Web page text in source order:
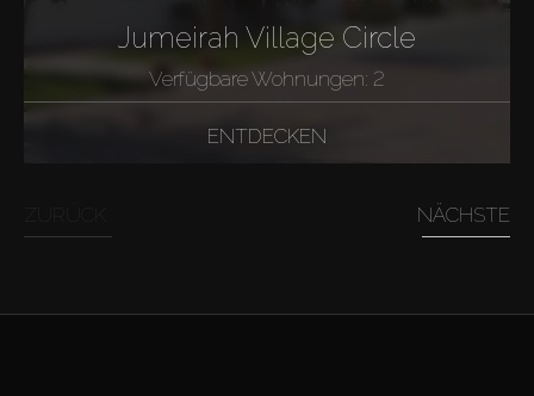
Jumeirah Village Circle
Verfügbare Wohnungen: 2
ENTDECKEN
NÄCHSTE